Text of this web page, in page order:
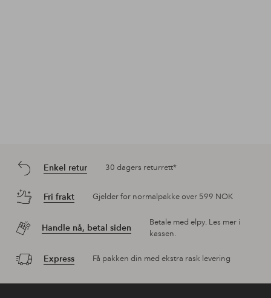
Enkel retur 30 dagers returrett*
Fri frakt Gjelder for normalpakke over 599 NOK
Handle nå, betal siden
Betale med elpy. Les mer i
kassen.
Express Få pakken din med ekstra rask levering